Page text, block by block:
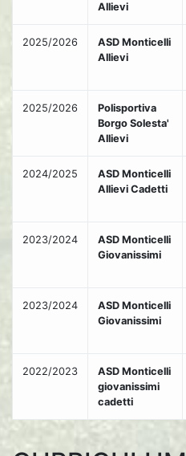
Allievi
2025/2026
ASD Monticelli
Allievi
2025/2026
Polisportiva
Borgo Solesta'
Allievi
2024/2025
ASD Monticelli
Allievi Cadetti
2023/2024
ASD Monticelli
Giovanissimi
2023/2024
ASD Monticelli
Giovanissimi
2022/2023
ASD Monticelli
giovanissimi
cadetti